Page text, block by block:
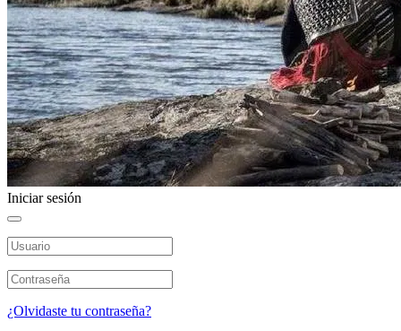
Iniciar sesión
¿Olvidaste tu contraseña?